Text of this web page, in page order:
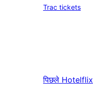
Trac tickets
पिछले Hotelflix